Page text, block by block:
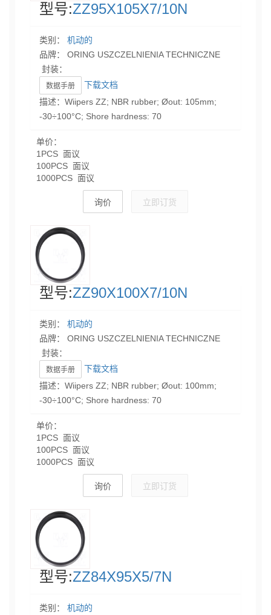
型号:ZZ95X105X7/10N
类别： 机动的
品牌： ORING USZCZELNIENIA TECHNICZNE
封装：
数据手册
下载文档
描述：Wiipers ZZ; NBR rubber; Øout: 105mm;
-30÷100°C; Shore hardness: 70
单价：
1PCS 面议
100PCS 面议
1000PCS 面议
询价 立即订货
型号:ZZ90X100X7/10N
类别： 机动的
品牌： ORING USZCZELNIENIA TECHNICZNE
封装：
数据手册
下载文档
描述：Wiipers ZZ; NBR rubber; Øout: 100mm;
-30÷100°C; Shore hardness: 70
单价：
1PCS 面议
100PCS 面议
1000PCS 面议
询价 立即订货
型号:ZZ84X95X5/7N
类别： 机动的